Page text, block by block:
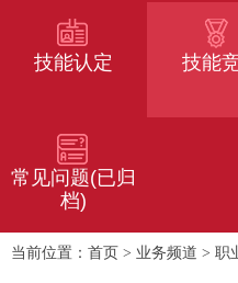
技能认定 技能
常见问题(已归
档)
当前位置： 首页 > 业务频道 > 职